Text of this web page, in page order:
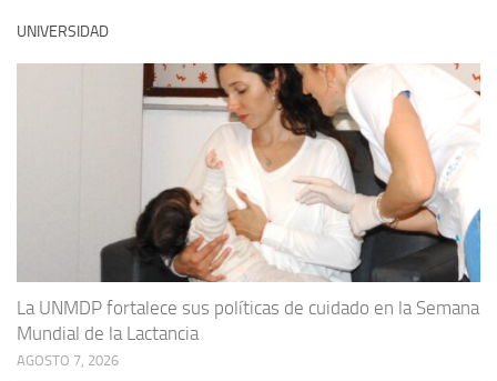
UNIVERSIDAD
La UNMDP fortalece sus políticas de cuidado en la Semana
Mundial de la Lactancia
AGOSTO 7, 2026